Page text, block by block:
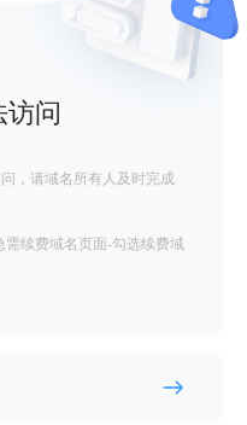
访问
，请域名所有人及时完成
续费域名页面-勾选续费域